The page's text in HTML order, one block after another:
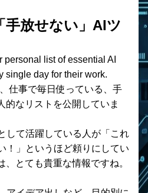
手放せない」AIツ
personal list of essential AI
single day for their work.
仕事で毎日使っている、手
的なリストを公開していま
して活躍している人が「これ
！」というほど頼りにしてい
、とても貴重な情報ですね。